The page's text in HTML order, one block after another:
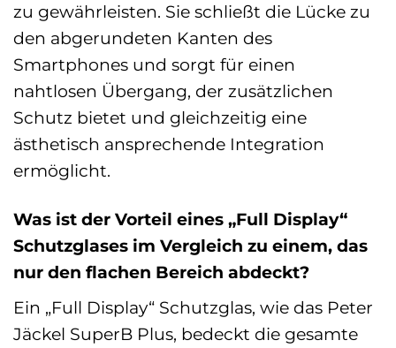
zu gewährleisten. Sie schließt die Lücke zu
den abgerundeten Kanten des
Smartphones und sorgt für einen
nahtlosen Übergang, der zusätzlichen
Schutz bietet und gleichzeitig eine
ästhetisch ansprechende Integration
ermöglicht.
Was ist der Vorteil eines „Full Display“
Schutzglases im Vergleich zu einem, das
nur den flachen Bereich abdeckt?
Ein „Full Display“ Schutzglas, wie das Peter
Jäckel SuperB Plus, bedeckt die gesamte